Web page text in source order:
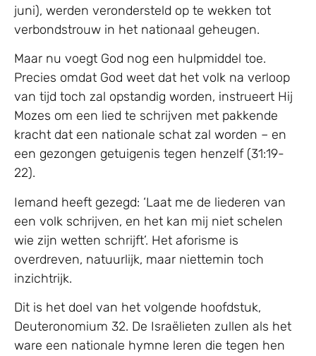
juni), werden verondersteld op te wekken tot
verbondstrouw in het nationaal geheugen.
Maar nu voegt God nog een hulpmiddel toe.
Precies omdat God weet dat het volk na verloop
van tijd toch zal opstandig worden, instrueert Hij
Mozes om een lied te schrijven met pakkende
kracht dat een nationale schat zal worden – en
een gezongen getuigenis tegen henzelf (31:19-
22).
Iemand heeft gezegd: ‘Laat me de liederen van
een volk schrijven, en het kan mij niet schelen
wie zijn wetten schrijft’. Het aforisme is
overdreven, natuurlijk, maar niettemin toch
inzichtrijk.
Dit is het doel van het volgende hoofdstuk,
Deuteronomium 32. De Israëlieten zullen als het
ware een nationale hymne leren die tegen hen